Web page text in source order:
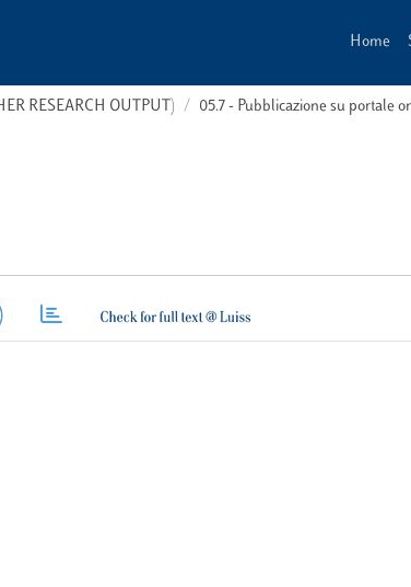
Home
RESEARCH OUTPUT) 05.7 - Pubblicazione su portale